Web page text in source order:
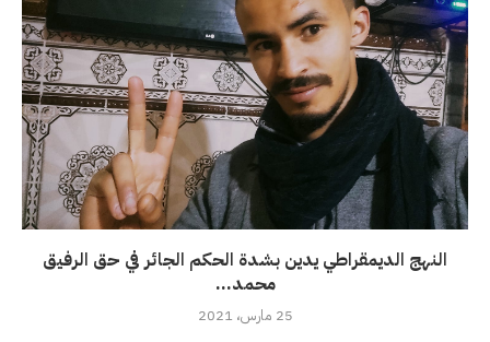
النهج الديمقراطي يدين بشدة الحكم الجائر في حق الرفيق
محمد...
25 مارس، 2021